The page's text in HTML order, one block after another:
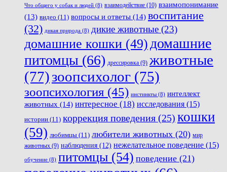
Что общего у собак и людей (8) взаимодействие (10) взаимопонимание
(13) видео (11) вопросы и ответы (14) воспитание
(32) дикая природа (8) дикие животные (23)
домашние кошки (49)домашние
питомцы (66) дрессировка (9) животные
(77)зоопсихолог (75)
зоопсихология (45) инстинкты (8) интеллект
животных (14) интересное (18) исследования (15)
истории (11) коррекция поведения (25) кошки
(59) любимцы (11) любители животных (20) мир
животных (9) наблюдения (12) нежелательное поведение (15)
обучение (8) питомцы (54) поведение (21)